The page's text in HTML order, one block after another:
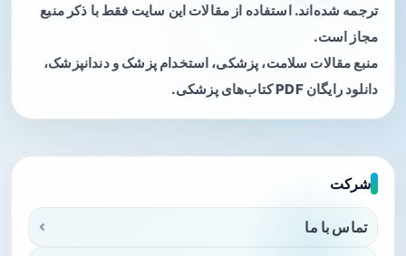
ترجمه شده‌اند. استفاده از مقالات این سایت فقط با ذکر منبع
مجاز است.
منبع مقالات سلامت، پزشکی، استخدام پزشک و دندانپزشک،
دانلود رایگان PDF کتاب‌های پزشکی.
شرکت
تماس با ما